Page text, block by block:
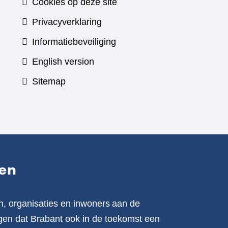
Cookies op deze site
Privacyverklaring
Informatiebeveiliging
English version
Sitemap
organisaties en inwoners aan de
dat Brabant ook in de toekomst een